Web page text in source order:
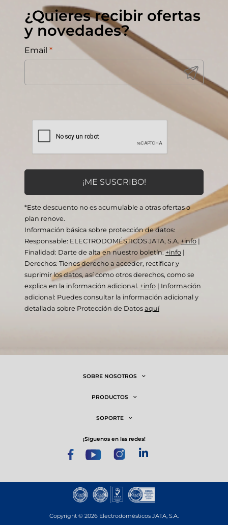
¿Quieres recibir ofertas
y novedades?
Email *
*Este descuento no es acumulable a otras ofertas o
plan renove.
Información básica sobre protección de datos:
Responsable: ELECTRODOMÉSTICOS JATA, S.A. +info |
Finalidad: Darte de alta en nuestro boletín.+info |
Derechos: Tienes derecho a acceder, rectificar y
suprimir los datos, así como otros derechos, como se
explica en la información adicional. +info | Información
adicional: Puedes consultar la información adicional y
detallada sobre Protección de Datos aquí
SOBRE NOSOTROS
PRODUCTOS
SOPORTE
¡síguenos en las redes!
Copyright © 2026 Electrodomésticos JATA, S.A.